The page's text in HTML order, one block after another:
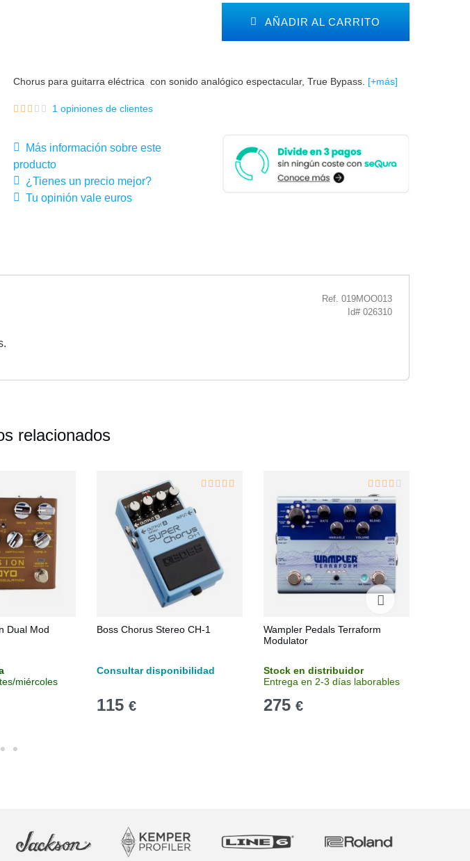
AÑADIR AL CARRITO
Chorus para guitarra eléctrica con sonido analógico espectacular, True Bypass. [+más]
1 opiniones de clientes
Más información sobre este
producto
¿Tienes un precio mejor?
Tu opinión vale euros
Ref. 019MOO013
Id# 026310
relacionados
Dual Mod
miércoles
Boss Chorus Stereo CH-1
Consultar disponibilidad
115 €
Wampler Pedals Terraform
Modulator
Stock en distribuidor
Entrega en 2-3 días laborables
275 €